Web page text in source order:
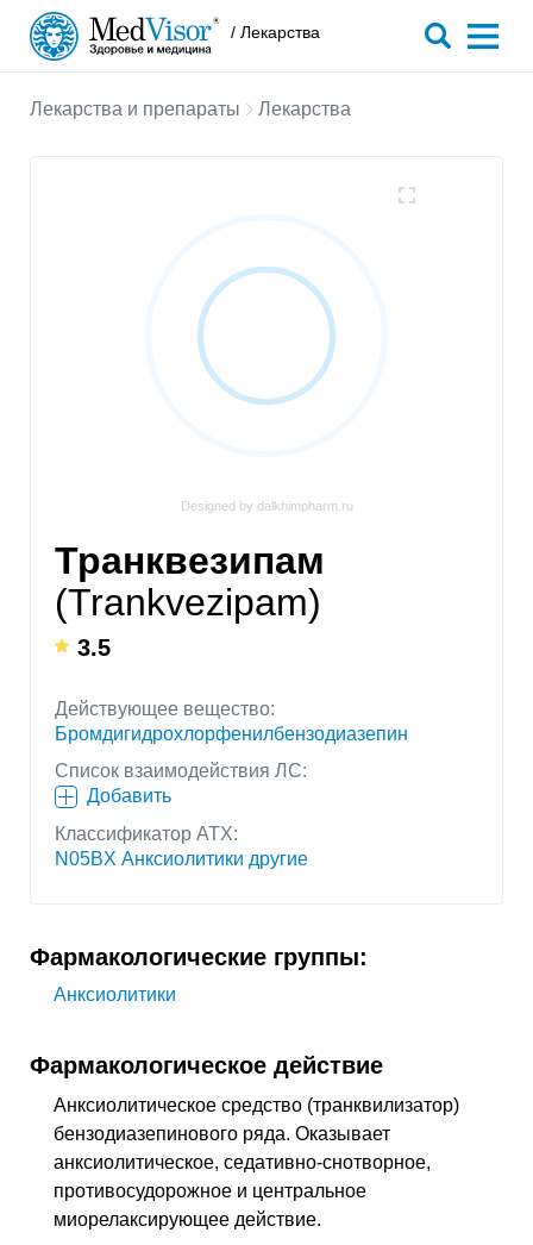
/ Лекарства
Лекарства и препараты Лекарства
Designed by dalkhimpharm.ru
Транквезипам
(Trankvezipam)
3.5
Действующее вещество:
Бромдигидрохлорфенилбензодиазепин
Список взаимодействия ЛС:
Добавить
Классификатор АТХ:
N05BX Анксиолитики другие
Фармакологические группы:
Анксиолитики
Фармакологическое действие
Анксиолитическое средство (транквилизатор)
бензодиазепинового ряда. Оказывает
анксиолитическое, седативно-снотворное,
противосудорожное и центральное
миорелаксирующее действие.